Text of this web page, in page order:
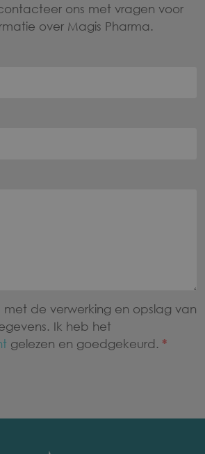
ons met vragen voor
over Magis Pharma.
de verwerking en opslag van
Ik heb het
gelezen en goedgekeurd.